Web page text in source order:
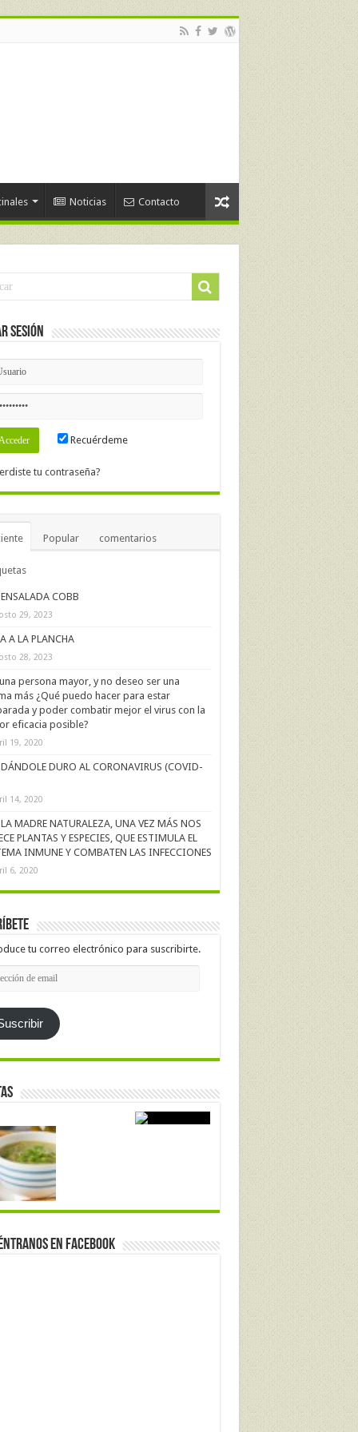
Noticias Contacto
Sesión
Recuérdeme
tu contraseña?
Popular comentarios
ENSALADA COBB
29, 2023
A LA PLANCHA
28, 2023
persona mayor, y no deseo ser una
más ¿Qué puedo hacer para estar
y poder combatir mejor el virus con la
eficacia posible?
19, 2020
DÁNDOLE DURO AL CORONAVIRUS (COVID-
14, 2020
LA MADRE NATURALEZA, UNA VEZ MÁS NOS
PLANTAS Y ESPECIES, QUE ESTIMULA EL
INMUNE Y COMBATEN LAS INFECCIONES
6, 2020
tu correo electrónico para suscribirte.
en Facebook